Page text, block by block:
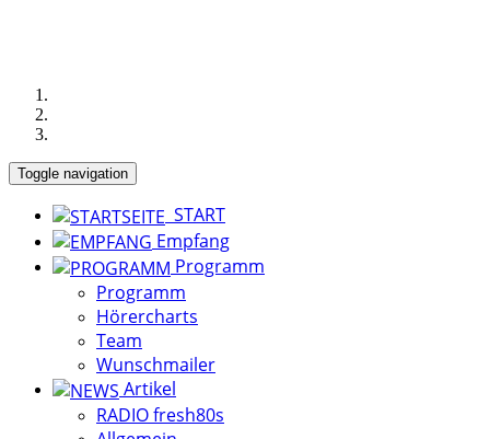
Toggle navigation
START
Empfang
Programm
Programm
Hörercharts
Team
Wunschmailer
Artikel
RADIO fresh80s